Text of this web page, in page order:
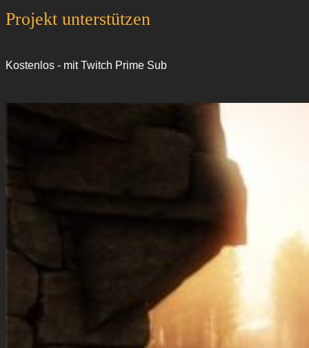
Projekt unterstützen
Kostenlos - mit Twitch Prime Sub